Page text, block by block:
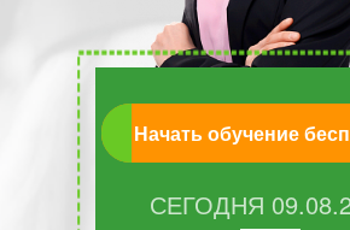
Начать обучение
СЕГОДНЯ